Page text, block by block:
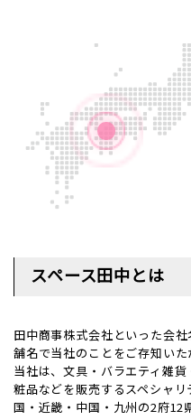
スペース田中とは
田中商事株式会社といった会
舗名で当社のことをご存知いた
当社は、文具・バラエティ雑
粧品などを販売するスペシャ
国・近畿・中国・九州の2府12